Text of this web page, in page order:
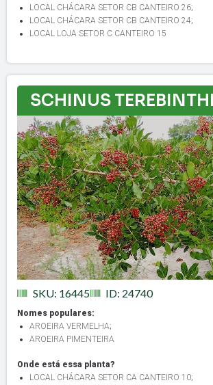
LOCAL CHÁCARA SETOR CB CANTEIRO 26;
LOCAL CHÁCARA SETOR CB CANTEIRO 24;
LOCAL LOJA SETOR C CANTEIRO 15
SCHINUS
SKU: 16445 ID: 24740
Nomes populares:
AROEIRA VERMELHA;
AROEIRA PIMENTEIRA
Onde está essa planta?
LOCAL CHÁCARA SETOR CA CANTEIRO 10;